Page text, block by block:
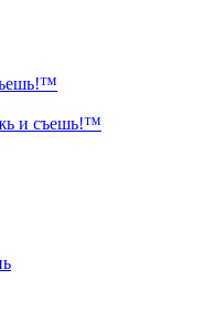
и съешь!™